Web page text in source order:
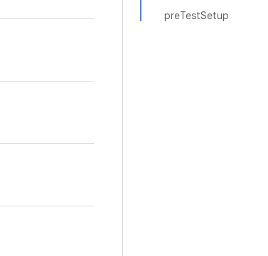
preTestSetup